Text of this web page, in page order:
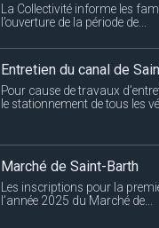
La Collectivité informe les
l’ouverture de la période de...
Entretien du canal de
Pour cause de travaux
le stationnement de tous les
Marché de Saint-Barth
Les inscriptions pour la
l’année 2025 du Marché de...